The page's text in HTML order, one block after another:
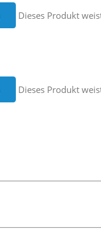
Dieses Produkt
Dieses Produkt